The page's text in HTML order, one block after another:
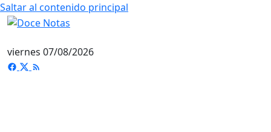
Saltar al contenido principal
viernes 07/08/2026